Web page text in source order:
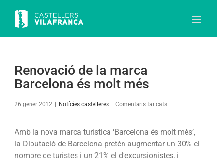
content
Renovació de la marca
Barcelona és molt més
26 gener 2012 Notícies castelleres Comentaris tancatsa
Amb la nova marca turística ‘Barcelona és molt més’,
la Diputació de Barcelona pretén augmentar un 30% el
nombre de turistes i un 21% el d’excursionistes, i